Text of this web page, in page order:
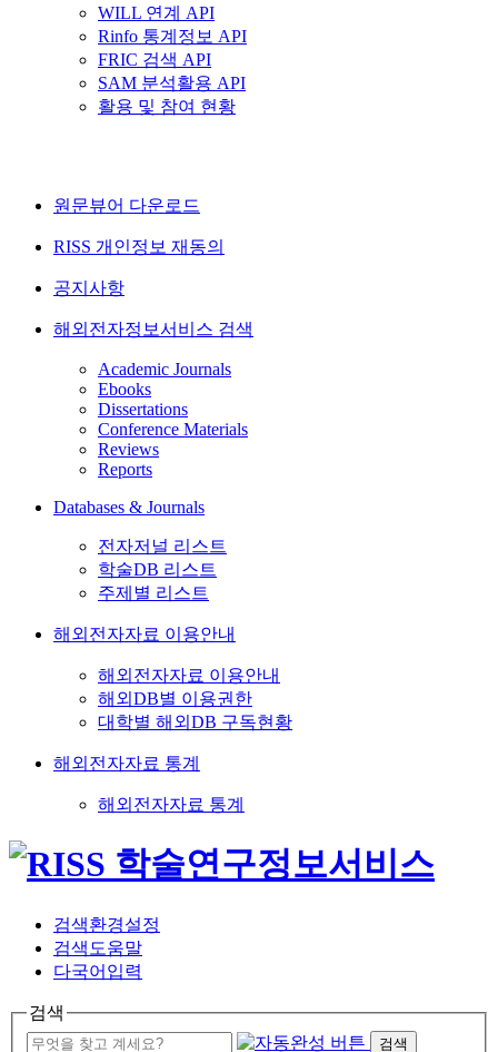
WILL 연계 API
Rinfo 통계정보 API
FRIC 검색 API
SAM 분석활용 API
활용 및 참여 현황
원문뷰어 다운로드
RISS 개인정보 재동의
공지사항
해외전자정보서비스 검색
Academic Journals
Ebooks
Dissertations
Conference Materials
Reviews
Reports
Databases & Journals
전자저널 리스트
학술DB 리스트
주제별 리스트
해외전자자료 이용안내
해외전자자료 이용안내
해외DB별 이용권한
대학별 해외DB 구독현황
해외전자자료 통계
해외전자자료 통계
검색환경설정
검색도움말
다국어입력
검색
검색